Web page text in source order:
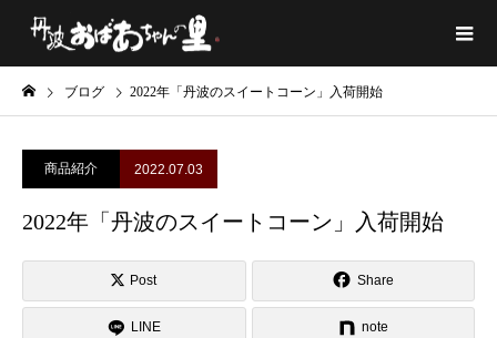
ブログ 2022年「丹波のスイートコーン」入荷開始
商品紹介 2022.07.03
2022年「丹波のスイートコーン」入荷開始
Post Share
LINE note